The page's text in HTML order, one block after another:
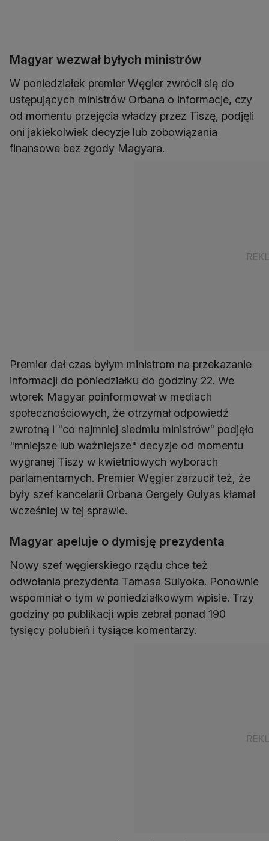
Magyar wezwał byłych ministrów
W poniedziałek premier Węgier zwrócił się do
ustępujących ministrów Orbana o informacje, czy
od momentu przejęcia władzy przez Tiszę, podjęli
oni jakiekolwiek decyzje lub zobowiązania
finansowe bez zgody Magyara.
Premier dał czas byłym ministrom na przekazanie
informacji do poniedziałku do godziny 22. We
wtorek Magyar poinformował w mediach
społecznościowych, że otrzymał odpowiedź
zwrotną i "co najmniej siedmiu ministrów" podjęło
"mniejsze lub ważniejsze" decyzje od momentu
wygranej Tiszy w kwietniowych wyborach
parlamentarnych. Premier Węgier zarzucił też, że
były szef kancelarii Orbana Gergely Gulyas kłamał
wcześniej w tej sprawie.
Magyar apeluje o dymisję prezydenta
Nowy szef węgierskiego rządu chce też
odwołania prezydenta Tamasa Sulyoka. Ponownie
wspomniał o tym w poniedziałkowym wpisie. Trzy
godziny po publikacji wpis zebrał ponad 190
tysięcy polubień i tysiące komentarzy.